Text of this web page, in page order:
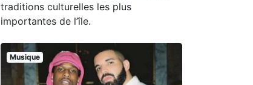
traditions culturelles les plus
importantes de l’île.
Musique